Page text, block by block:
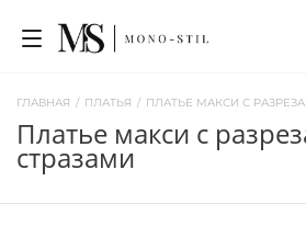
ГЛАВНАЯ / ПЛАТЬЯ / ПЛАТЬЕ МАКСИ С
платье макси с разрезами и
стразами